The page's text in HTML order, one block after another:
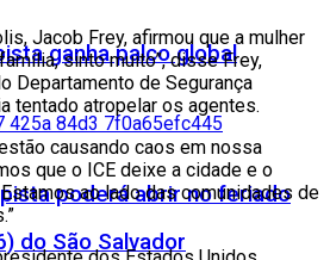
ganha palco global
poderá abrir no feriado
do São Salvador
Jacob Frey, afirmou que a mulher
sinto muito”, disse Frey,
Departamento de Segurança
tentado atropelar os agentes.
causando caos em nossa
que o ICE deixe a cidade e o
ao lado das comunidades de